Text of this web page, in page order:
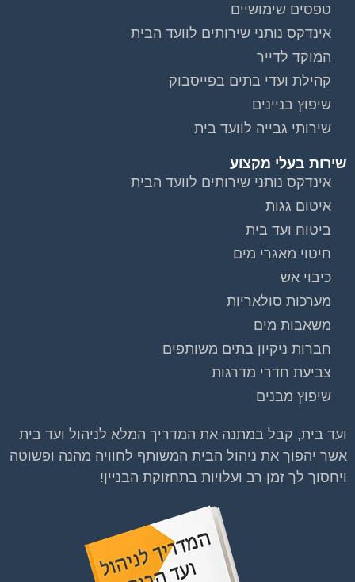
טפסים שימושיים
אינדקס נותני שירותים לוועד הבית
המוקד לדייר
קהילת ועדי בתים בפייסבוק
שיפוץ בניינים
שירותי גבייה לוועד בית
שירות בעלי מקצוע
אינדקס נותני שירותים לוועד הבית
איטום גגות
ביטוח ועד בית
חיטוי מאגרי מים
כיבוי אש
מערכות סולאריות
משאבות מים
חברות ניקיון בתים משותפים
צביעת חדרי מדרגות
שיפוץ מבנים
ועד בית, קבל במתנה את המדריך המלא לניהול ועד בית
אשר יהפוך את ניהול הבית המשותף לחוויה מהנה ופשוטה
ויחסוך לך זמן רב ועלויות בתחזוקת הבניין!